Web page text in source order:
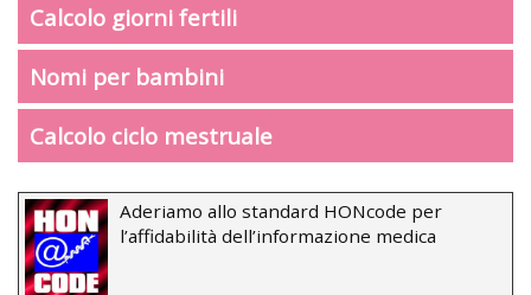
Calcolo giorni fertili
Nomi per bambini
Calcolo ciclo mestruale
Aderiamo allo standard HONcode per
l’affidabilità dell’informazione medica